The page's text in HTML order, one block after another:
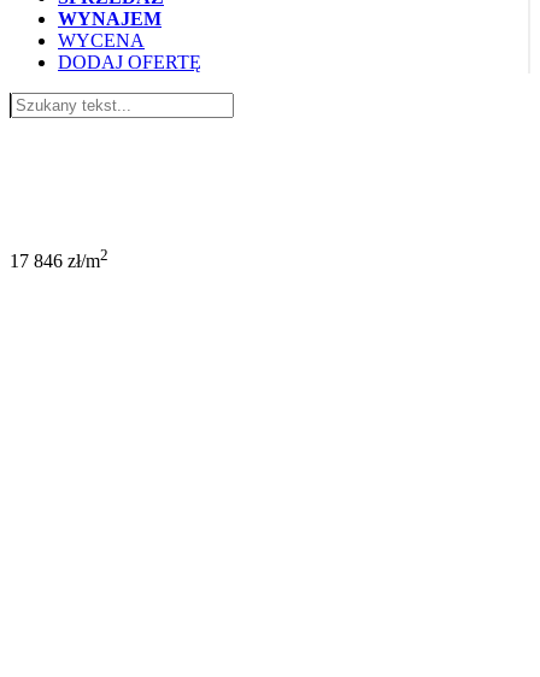
WYNAJEM
WYCENA
DODAJ OFERTĘ
17 846 zł/m2